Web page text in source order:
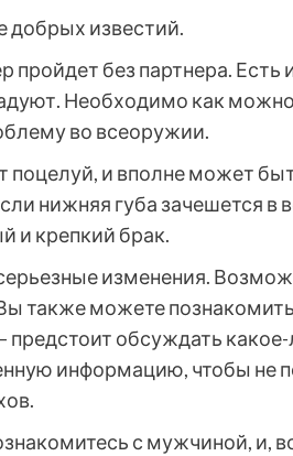
добрых известий.
пройдет без партнера. Есть
Необходимо как
во всеоружии.
поцелуй, и вполне может
нижняя губа зачешется в
и крепкий брак.
изменения.
также можете
предстоит обсуждать
информацию, чтобы не
с мужчиной, и,